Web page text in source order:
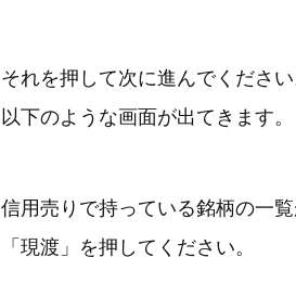
それを押して次に進んでください
以下のような画面が出てきます。
信用売りで持っている銘柄の一
「現渡」を押してください。